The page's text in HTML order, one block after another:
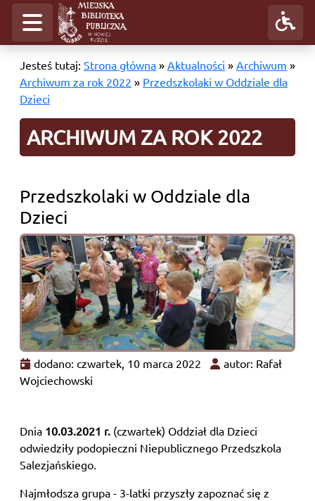
Jesteś tutaj: Strona główna » Aktualności » Archiwum »
Archiwum za rok 2022 » Przedszkolaki w Oddziale dla
Dzieci
ARCHIWUM ZA ROK 2022
Przedszkolaki w Oddziale dla
Dzieci
dodano: czwartek, 10 marca 2022
autor: Rafał
Wojciechowski
Dnia 10.03.2021 r. (czwartek) Oddział dla Dzieci
odwiedziły podopieczni Niepublicznego Przedszkola
Salezjańskiego.
Najmłodsza grupa - 3-latki przyszły zapoznać się z